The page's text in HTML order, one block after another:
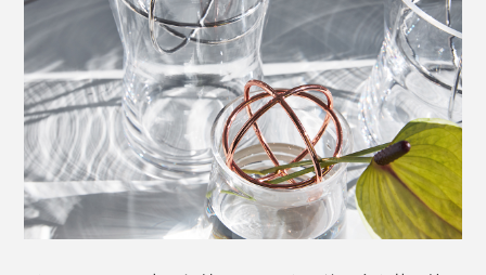
写真は「Large」
花や葉の向き、付き方、茎の動きなど1本1本違う植物の
個性に合わせて、ボールの骨組みに引っ掛けていくだけ
でOK。誰でも簡単にフラワーアレンジメントができま
す。